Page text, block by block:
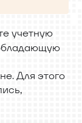
учетную
Для этого